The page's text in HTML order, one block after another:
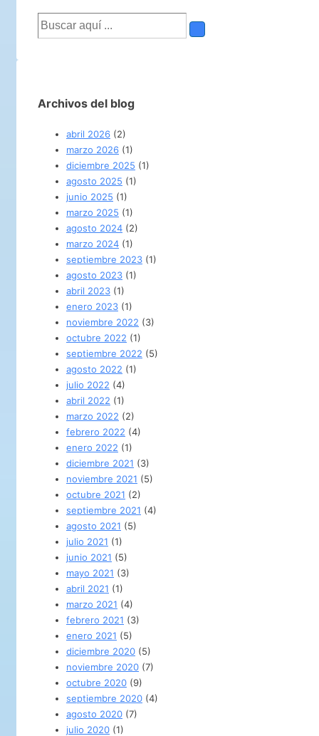
Buscar
por:
Archivos del blog
abril 2026 (2)
marzo 2026 (1)
diciembre 2025 (1)
agosto 2025 (1)
junio 2025 (1)
marzo 2025 (1)
agosto 2024 (2)
marzo 2024 (1)
septiembre 2023 (1)
agosto 2023 (1)
abril 2023 (1)
enero 2023 (1)
noviembre 2022 (3)
octubre 2022 (1)
septiembre 2022 (5)
agosto 2022 (1)
julio 2022 (4)
abril 2022 (1)
marzo 2022 (2)
febrero 2022 (4)
enero 2022 (1)
diciembre 2021 (3)
noviembre 2021 (5)
octubre 2021 (2)
septiembre 2021 (4)
agosto 2021 (5)
julio 2021 (1)
junio 2021 (5)
mayo 2021 (3)
abril 2021 (1)
marzo 2021 (4)
febrero 2021 (3)
enero 2021 (5)
diciembre 2020 (5)
noviembre 2020 (7)
octubre 2020 (9)
septiembre 2020 (4)
agosto 2020 (7)
julio 2020 (1)